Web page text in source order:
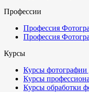
Профессии
Профессия
Профессия
Курсы
Курсы
Курсы
Курсы обработки